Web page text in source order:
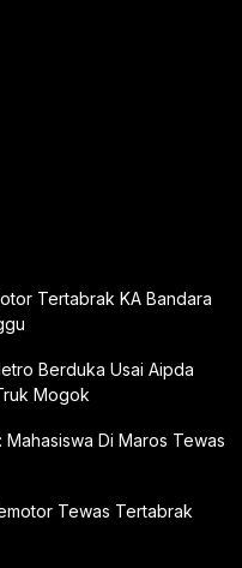
Tertabrak KA Bandara
Berduka Usai Aipda
Mogok
Di Maros Tewas
Tewas Tertabrak